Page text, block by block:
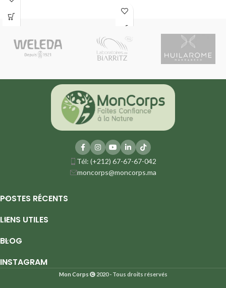
Ultra doux, convient aux peaux
sensibles
Nourrit et protège
À
partir de 13 ans
Tél: (+212) 67-67-67-042
moncorps@moncorps.ma
POSTES RÉCENTS
LIENS UTILES
BLOG
INSTAGRAM
Mon Corps 2020 - Tous droits réservés